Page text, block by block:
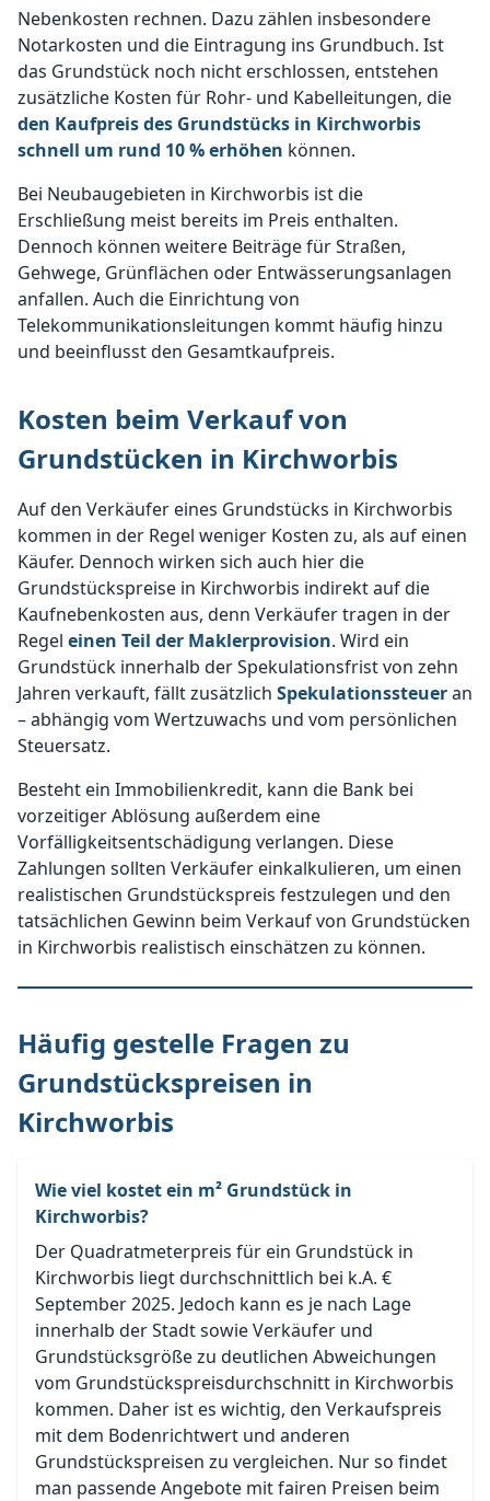
Nebenkosten rechnen. Dazu zählen insbesondere
Notarkosten und die Eintragung ins Grundbuch. Ist
das Grundstück noch nicht erschlossen, entstehen
zusätzliche Kosten für Rohr- und Kabelleitungen, die
den Kaufpreis des Grundstücks in Kirchworbis
schnell um rund 10 % erhöhen können.
Bei Neubaugebieten in Kirchworbis ist die
Erschließung meist bereits im Preis enthalten.
Dennoch können weitere Beiträge für Straßen,
Gehwege, Grünflächen oder Entwässerungsanlagen
anfallen. Auch die Einrichtung von
Telekommunikationsleitungen kommt häufig hinzu
und beeinflusst den Gesamtkaufpreis.
Kosten beim Verkauf von
Grundstücken in Kirchworbis
Auf den Verkäufer eines Grundstücks in Kirchworbis
kommen in der Regel weniger Kosten zu, als auf einen
Käufer. Dennoch wirken sich auch hier die
Grundstückspreise in Kirchworbis indirekt auf die
Kaufnebenkosten aus, denn Verkäufer tragen in der
Regel einen Teil der Maklerprovision. Wird ein
Grundstück innerhalb der Spekulationsfrist von zehn
Jahren verkauft, fällt zusätzlich Spekulationssteueran
– abhängig vom Wertzuwachs und vom persönlichen
Steuersatz.
Besteht ein Immobilienkredit, kann die Bank bei
vorzeitiger Ablösung außerdem eine
Vorfälligkeitsentschädigung verlangen. Diese
Zahlungen sollten Verkäufer einkalkulieren, um einen
realistischen Grundstückspreis festzulegen und den
tatsächlichen Gewinn beim Verkauf von Grundstücken
in Kirchworbis realistisch einschätzen zu können.
Häufig gestelle Fragen zu
Grundstückspreisen in
Kirchworbis
Wie viel kostet ein m² Grundstück in
Kirchworbis?
Der Quadratmeterpreis für ein Grundstück in
Kirchworbis liegt durchschnittlich bei k.A. €
September 2025. Jedoch kann es je nach Lage
innerhalb der Stadt sowie Verkäufer und
Grundstücksgröße zu deutlichen Abweichungen
vom Grundstückspreisdurchschnitt in Kirchworbis
kommen. Daher ist es wichtig, den Verkaufspreis
mit dem Bodenrichtwert und anderen
Grundstückspreisen zu vergleichen. Nur so findet
man passende Angebote mit fairen Preisen beim